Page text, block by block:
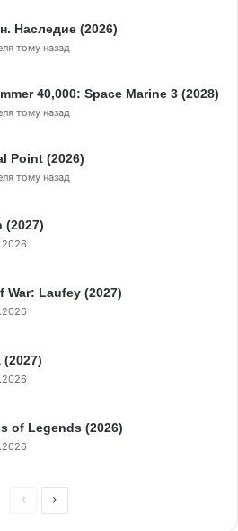
Наследие (2026)
тому назад
40,000: Space Marine 3 (2028)
тому назад
Point (2026)
тому назад
(2027)
War: Laufey (2027)
(2027)
of Legends (2026)